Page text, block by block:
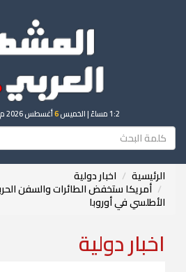
1:2 مساءً | الخميس6أغسطس 2026 م |
الرئيسية اخبار دولية
أمريكا ستخفض الطائرات والسفن
الأطلسي في أوروبا
اخبار دولية